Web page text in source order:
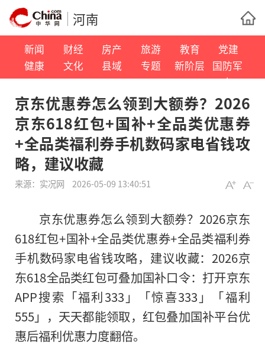
河南
新闻 财经 房产 旅游 教育
党建
健康
文化 县域 专题 新阶层
国防军
事
京东优惠券怎么领到大额券？2026
京东618红包+国补+全品类优惠券
+全品类福利券手机数码家电省钱攻
略，建议收藏
来源： 实况网 2026-05-09 13:40:51
京东优惠券怎么领到大额券？2026京东
618红包+国补+全品类优惠券+全品类福利券
手机数码家电省钱攻略，建议收藏：2026京
东618全品类红包可叠加国补口令：打开京东
APP搜索「福利333」「惊喜333」「福利
555」，天天都能领取，红包叠加国补平台优
惠后福利优惠力度翻倍。